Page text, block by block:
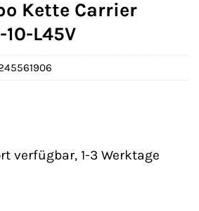
Kette Carrier
10-L45V
verfügbar, 1-3 Werktage